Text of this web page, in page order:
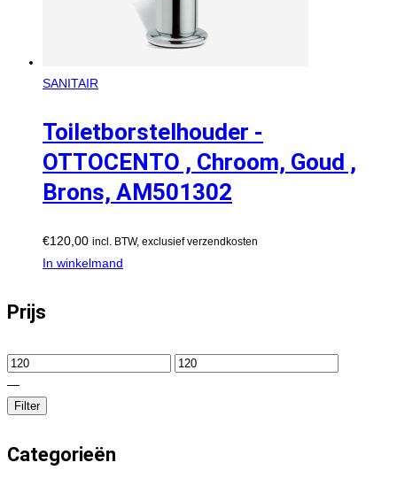
SANITAIR
Toiletborstelhouder -
OTTOCENTO , Chroom, Goud ,
Brons, AM501302
€120,00 incl. BTW, exclusief verzendkosten
In winkelmand
Prijs
—
Filter
Categorieën